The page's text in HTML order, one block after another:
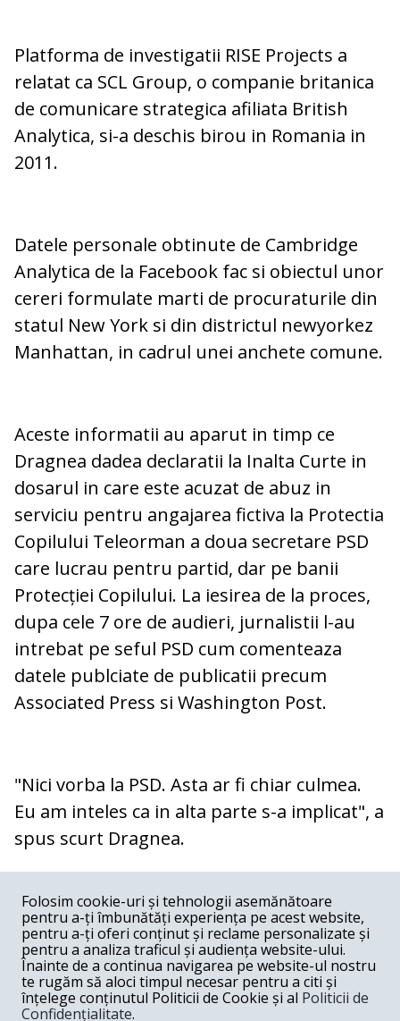
Platforma de investigatii RISE Projects a
relatat ca SCL Group, o companie britanica
de comunicare strategica afiliata British
Analytica, si-a deschis birou in Romania in
2011.
Datele personale obtinute de Cambridge
Analytica de la Facebook fac si obiectul unor
cereri formulate marti de procuraturile din
statul New York si din districtul newyorkez
Manhattan, in cadrul unei anchete comune.
Aceste informatii au aparut in timp ce
Dragnea dadea declaratii la Inalta Curte in
dosarul in care este acuzat de abuz in
serviciu pentru angajarea fictiva la Protectia
Copilului Teleorman a doua secretare PSD
care lucrau pentru partid, dar pe banii
Protecției Copilului. La iesirea de la proces,
dupa cele 7 ore de audieri, jurnalistii l-au
intrebat pe seful PSD cum comenteaza
datele publciate de publicatii precum
Associated Press si Washington Post.
"Nici vorba la PSD. Asta ar fi chiar culmea.
Eu am inteles ca in alta parte s-a implicat", a
spus scurt Dragnea.
COMENTARII
Nume
Email
Folosim cookie-uri și tehnologii asemănătoare
pentru a-ți îmbunătăți experiența pe acest website,
pentru a-ți oferi conținut și reclame personalizate și
pentru a analiza traficul și audiența website-ului.
Înainte de a continua navigarea pe website-ul nostru
te rugăm să aloci timpul necesar pentru a citi și
înțelege conținutul Politicii de Cookie și al Politicii de
Confidențialitate.